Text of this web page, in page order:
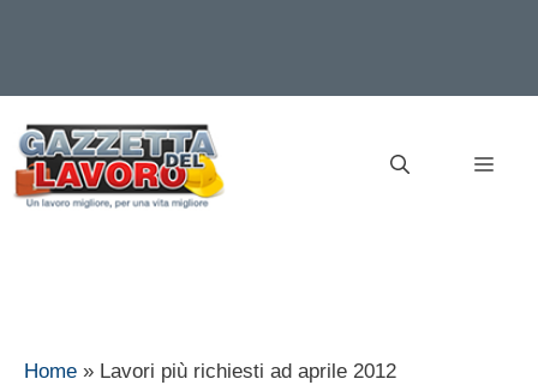
contenuto
Home » Lavori più richiesti ad aprile 2012